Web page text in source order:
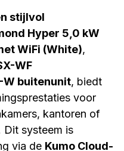
stijlvol
Hyper 5,0 kW
WiFi (White),
WF
W buitenunit, biedt
voor
kantoren of
Dit systeem is
via de Kumo Cloud-